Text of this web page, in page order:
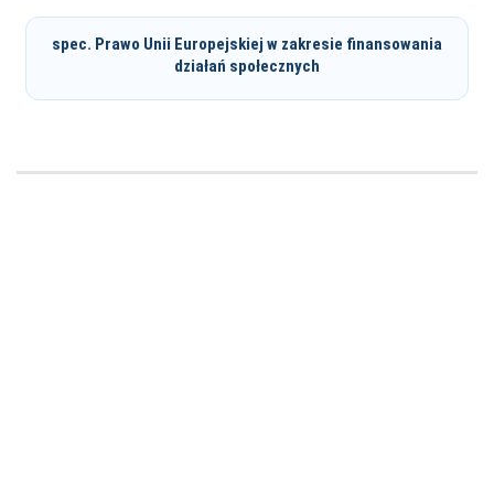
spec. Prawo Unii Europejskiej w zakresie finansowania
działań społecznych